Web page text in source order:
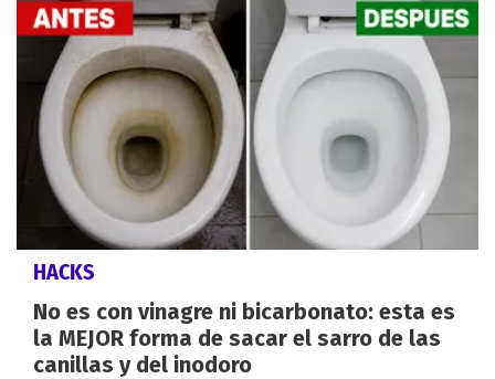
HACKS
No es con vinagre ni bicarbonato: esta es
la MEJOR forma de sacar el sarro de las
canillas y del inodoro